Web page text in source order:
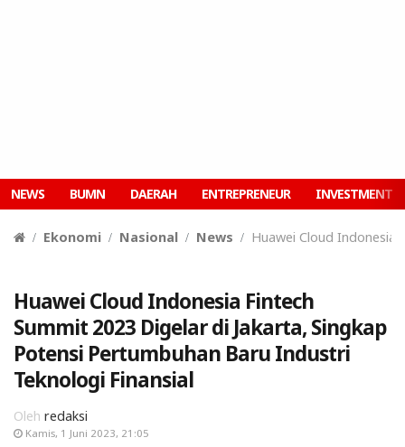
NEWS BUMN DAERAH ENTREPRENEUR INVESTMENT
Ekonomi Nasional News Huawei Cloud Indonesia
Huawei Cloud Indonesia Fintech
Summit 2023 Digelar di Jakarta, Singkap
Potensi Pertumbuhan Baru Industri
Teknologi Finansial
Oleh redaksi
Kamis, 1 Juni 2023, 21:05